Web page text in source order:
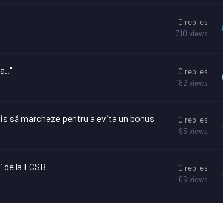
0 replies
310 views
0 replies
182 views
să marcheze pentru a evita un bonus 0 replies
95 views
la FCSB 0 replies
66 views